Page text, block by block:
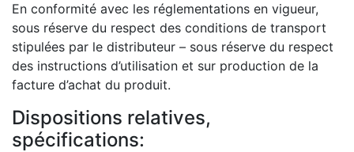
En conformité avec les réglementations en vigueur,
sous réserve du respect des conditions de transport
stipulées par le distributeur – sous réserve du respect
des instructions d’utilisation et sur production de la
facture d’achat du produit.
Dispositions relatives,
spécifications: